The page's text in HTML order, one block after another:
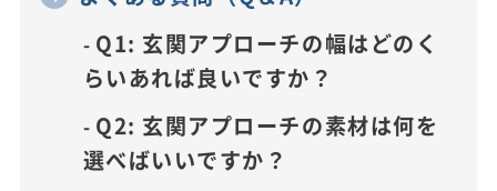
Q1: 玄関アプローチの幅はどのく
らいあれば良いですか？
Q2: 玄関アプローチの素材は何を
選べばいいですか？